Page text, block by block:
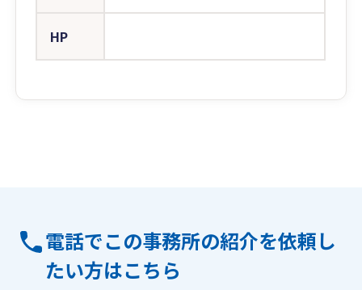
HP
電話でこの事務所の紹介を依頼し
たい方はこちら